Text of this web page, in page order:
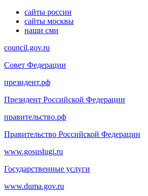
сайты россии
сайты москвы
наши сми
council.gov.ru
Совет Федерации
президент.рф
Президент Российской Федерации
правительство.рф
Правительство Российской Федерации
www.gosuslugi.ru
Государственные услуги
www.duma.gov.ru